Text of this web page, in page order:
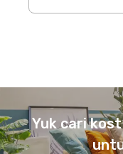
Yuk cari